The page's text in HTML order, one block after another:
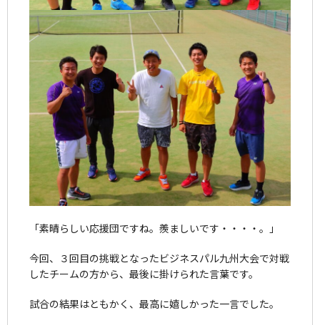
「素晴らしい応援団ですね。羨ましいです・・・・。」
今回、３回目の挑戦となったビジネスパル九州大会で対戦
したチームの方から、最後に掛けられた言葉です。
試合の結果はともかく、最高に嬉しかった一言でした。